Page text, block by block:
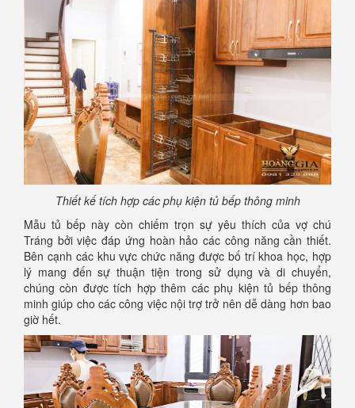
Thiết kế tích hợp các phụ kiện tủ bếp thông minh
Mẫu tủ bếp này còn chiếm trọn sự yêu thích của vợ chú
Tráng bởi việc đáp ứng hoàn hảo các công năng cần thiết.
Bên cạnh các khu vực chức năng được bố trí khoa học, hợp
lý mang đến sự thuận tiện trong sử dụng và di chuyển,
chúng còn được tích hợp thêm các phụ kiện tủ bếp thông
minh giúp cho các công việc nội trợ trở nên dễ dàng hơn bao
giờ hết.